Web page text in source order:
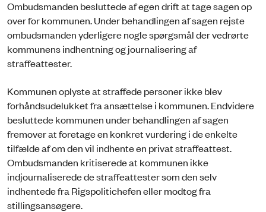
Ombudsmanden besluttede af egen drift at tage sagen op
over for kommunen. Under behandlingen af sagen rejste
ombudsmanden yderligere nogle spørgsmål der vedrørte
kommunens indhentning og journalisering af
straffeattester.
Kommunen oplyste at straffede personer ikke blev
forhåndsudelukket fra ansættelse i kommunen. Endvidere
besluttede kommunen under behandlingen af sagen
fremover at foretage en konkret vurdering i de enkelte
tilfælde af om den vil indhente en privat straffeattest.
Ombudsmanden kritiserede at kommunen ikke
indjournaliserede de straffeattester som den selv
indhentede fra Rigspolitichefen eller modtog fra
stillingsansøgere.